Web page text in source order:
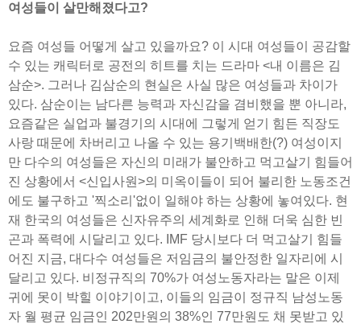
여성들이 살만해졌다고?
요즘 여성들 어떻게 살고 있을까요? 이 시대 여성들이 공감할
수 있는 캐릭터로 공전의 히트를 치는 드라마 <내 이름은 김
삼순>. 그러나 김삼순의 현실은 사실 많은 여성들과 차이가
있다. 삼순이는 남다른 능력과 자신감을 겸비했을 뿐 아니라,
요즘같은 실업과 불경기의 시대에 그렇게 얻기 힘든 직장도
사랑 때문에 차버리고 나올 수 있는 용기백배한(?) 여성이지
만 다수의 여성들은 자신의 미래가 불안하고 먹고살기 힘들어
진 상황에서 <신입사원>의 미옥이들이 되어 불리한 노동조건
에도 불구하고 '찍소리'없이 일해야 하는 상황에 놓여있다. 현
재 한국의 여성들은 신자유주의 세계화로 인해 더욱 심한 빈
곤과 폭력에 시달리고 있다. IMF 당시보다 더 먹고살기 힘들
어진 지금, 대다수 여성들은 저임금의 불안정한 일자리에 시
달리고 있다. 비정규직의 70%가 여성노동자라는 말은 이제
귀에 못이 박힐 이야기이고, 이들의 임금이 정규직 남성노동
자 월 평균 임금인 202만원의 38%인 77만원도 채 못받고 있